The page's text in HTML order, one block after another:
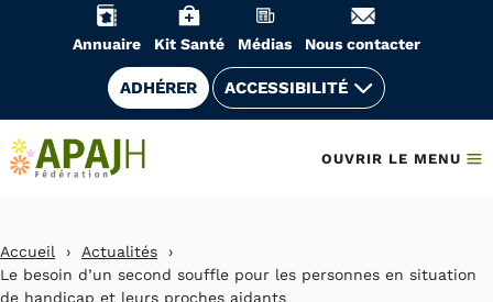
Annuaire Kit Santé Médias Nous contacter
ADHÉRER ACCESSIBILITÉ
OUVRIR LE MENU
Accueil › Actualités
›
Le besoin d’un second souffle pour les personnes en situation
de handicap et leurs proches aidants